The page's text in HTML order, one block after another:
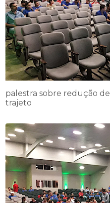
palestra sobre redução
trajeto